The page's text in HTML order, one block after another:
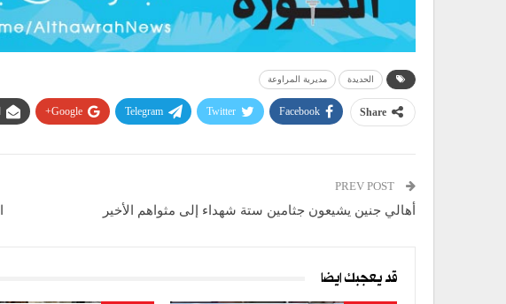
الحديدة مديرية المراوعة
Share
Facebook
Twitter
Telegram
Google+
أهالي جنين يشيعون جثامين ستة شهداء إلى مثواهم الأخير
قد يعجبك ايضا